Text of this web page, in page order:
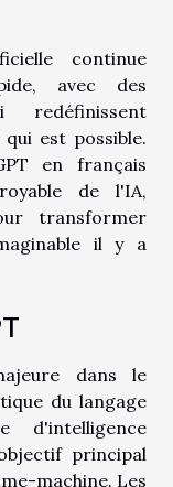
continue
avec des
redéfinissent
est possible.
en français
de l'IA,
transformer
il y a
dans le
du langage
d'intelligence
principal
machine. Les